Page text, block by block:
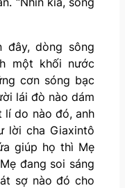
đây, dòng sông
một khối nước
cơn sóng bạc
lái đò nào dám
lí do nào đó, anh
lời cha Giaxintô
giúp họ thì Mẹ
đang soi sáng
sợ nào đó cho